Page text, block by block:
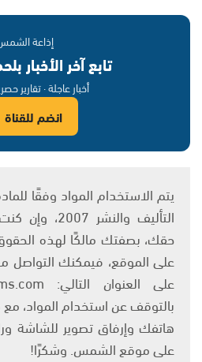
إذاعة
تابع آخر الأخبار
أخبار عاجلة · تقارير
انضم
التأليف
حقك، بصفتك مالكًا لهذه
على الموقع، فيمكنك التواصل
بالتوقف عن استخدام المواد،
هاتفك وإرفاق تصوير للشاشة
على موقع الشمس. وشكرًا!